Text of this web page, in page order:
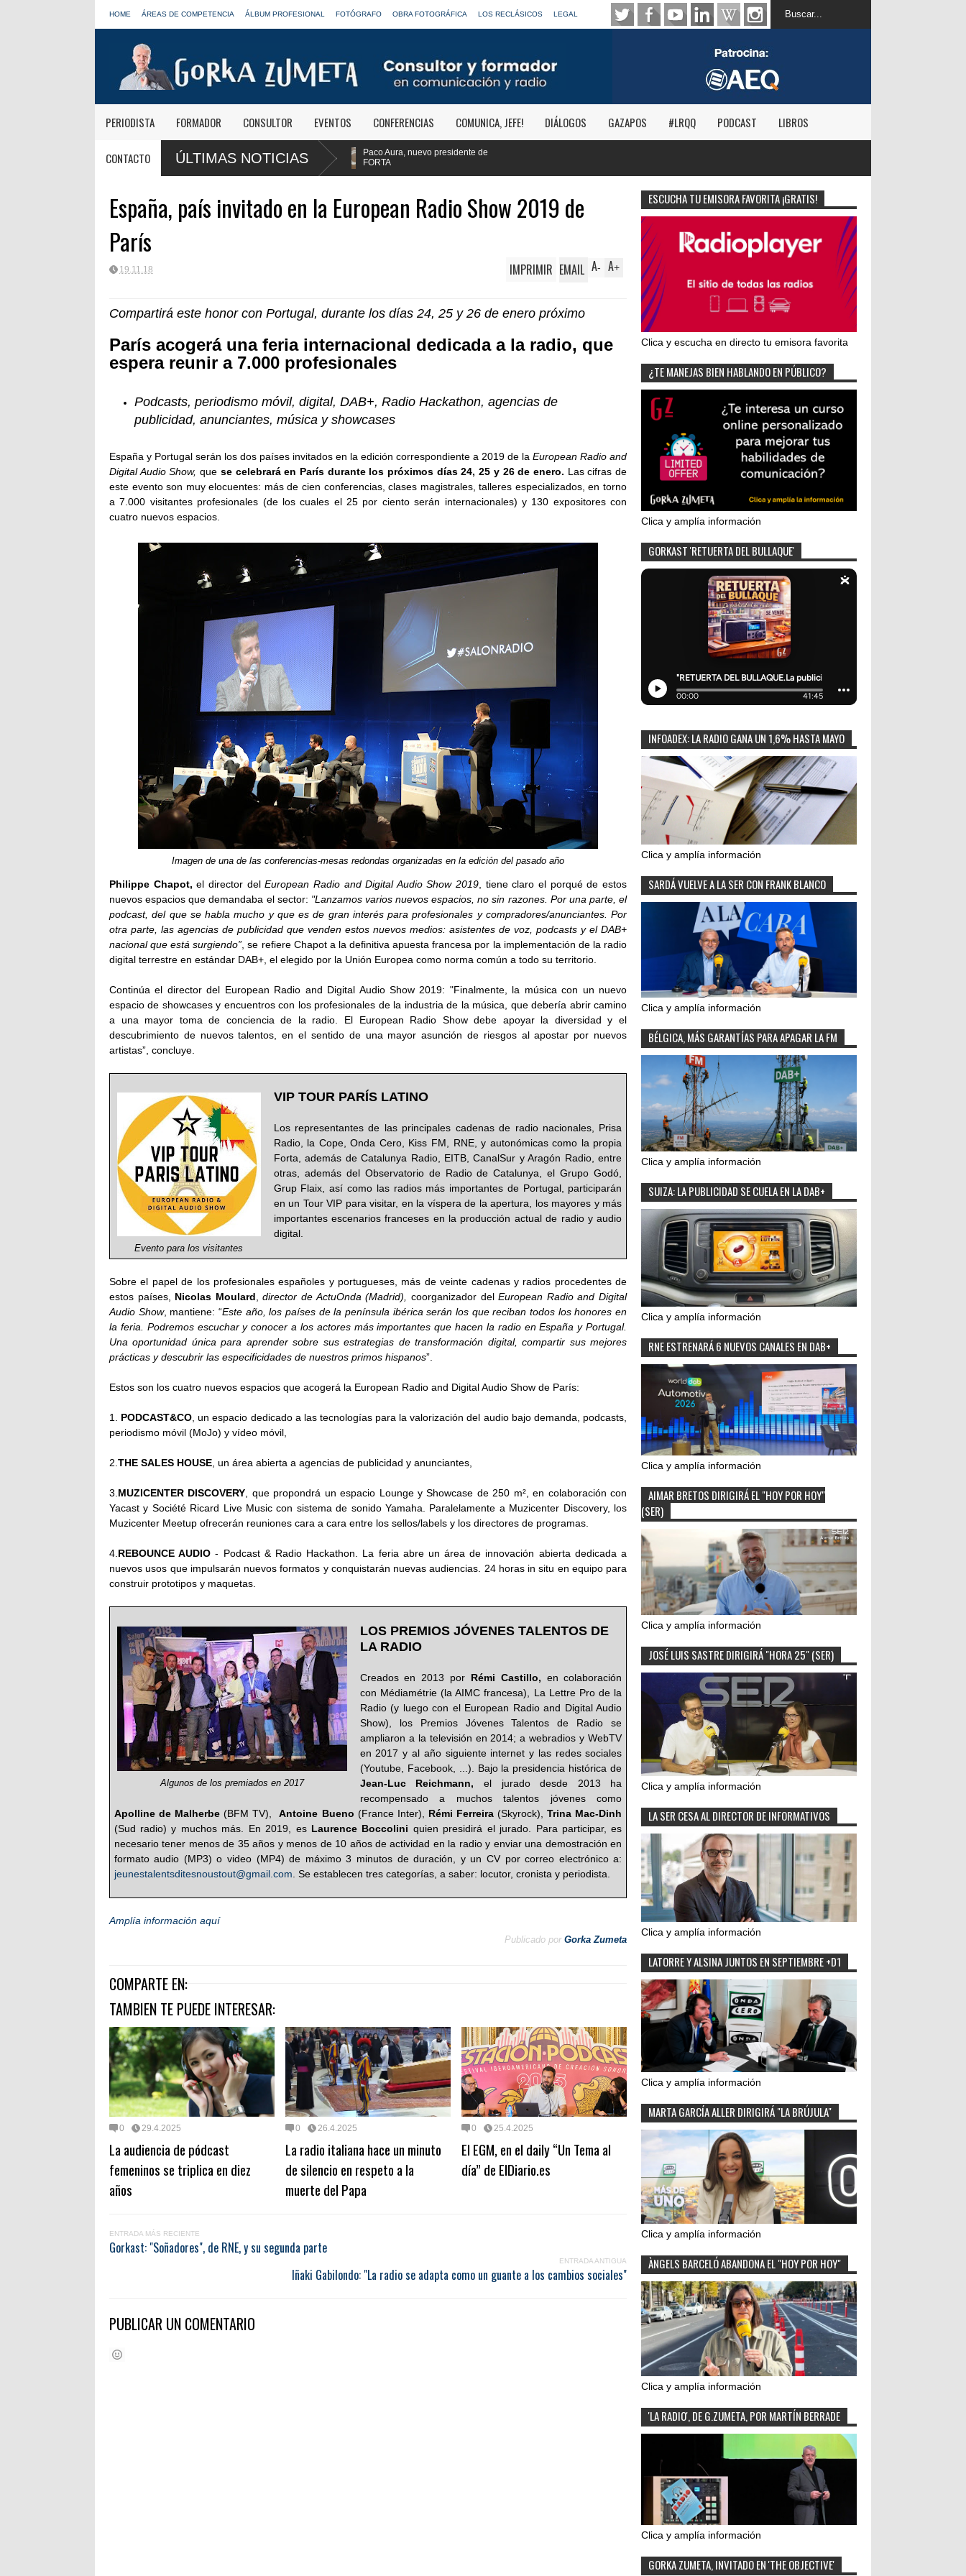
HOME ÁREAS DE COMPETENCIA ÁLBUM PROFESIONAL FOTÓGRAFO OBRA FOTOGRÁFICA LOS RECLÁSICOS LEGAL
PERIODISTA FORMADOR CONSULTOR EVENTOS CONFERENCIAS COMUNICA, JEFE! DIÁLOGOS GAZAPOS #LRQQ PODCAST LIBROS
CONTACTO ÚLTIMAS NOTICIAS
RNE y blinda el futuro de Radio 3 y Radio
Paco Aura, nuevo presidente de
FORTA
España, país invitado en la European Radio Show 2019 de
París
19.11.18 A+
A-
IMPRIMIR EMAIL
Compartirá este honor con Portugal, durante los días 24, 25 y 26 de enero próximo
París acogerá una feria internacional dedicada a la radio, que
espera reunir a 7.000 profesionales
Podcasts, periodismo móvil, digital, DAB+, Radio Hackathon, agencias de
publicidad, anunciantes, música y showcases
España y Portugal serán los dos países invitados en la edición correspondiente a 2019 de la European Radio and
Digital Audio Show, que se celebrará en París durante los próximos días 24, 25 y 26 de enero. Las cifras de
este evento son muy elocuentes: más de cien conferencias, clases magistrales, talleres especializados, en torno
a 7.000 visitantes profesionales (de los cuales el 25 por ciento serán internacionales) y 130 expositores con
cuatro nuevos espacios.
Imagen de una de las conferencias-mesas redondas organizadas en la edición del pasado año
Philippe Chapot, el director delEuropean Radio and Digital Audio Show 2019 , tiene claro el porqué de estos
nuevos espacios que demandaba el sector: "Lanzamos varios nuevos espacios, no sin razones. Por una parte, el
podcast, del que se habla mucho y que es de gran interés para profesionales y compradores/anunciantes. Por
otra parte, las agencias de publicidad que venden estos nuevos medios: asistentes de voz, podcasts y el DAB+
nacional que está surgiendo” , se refiere Chapot a la definitiva apuesta francesa por la implementación de la radio
digital terrestre en estándar DAB+, el elegido por la Unión Europea como norma común a todo su territorio.
Continúa el director del European Radio and Digital Audio Show 2019: "Finalmente, la música con un nuevo
espacio de showcases y encuentros con los profesionales de la industria de la música, que debería abrir camino
a una mayor toma de conciencia de la radio. El European Radio Show debe apoyar la diversidad y el
descubrimiento de nuevos talentos, en el sentido de una mayor asunción de riesgos al apostar por nuevos
artistas”, concluye.
Evento para los visitantes
VIP TOUR PARÍS LATINO
Los representantes de las principales cadenas de radio nacionales, Prisa
Radio, la Cope, Onda Cero, Kiss FM, RNE, y autonómicas como la propia
Forta, además de Catalunya Radio, EITB, CanalSur y Aragón Radio, entre
otras, además del Observatorio de Radio de Catalunya, el Grupo Godó,
Grup Flaix, así como las radios más importantes de Portugal, participarán
en un Tour VIP para visitar, en la víspera de la apertura, los mayores y más
importantes escenarios franceses en la producción actual de radio y audio
digital.
Sobre el papel de los profesionales españoles y portugueses, más de veinte cadenas y radios procedentes de
estos países, Nicolas Moulard ,director de ActuOnda (Madrid), coorganizador delEuropean Radio and Digital
Audio Show, mantiene: “Este año, los países de la península ibérica serán los que reciban todos los honores en
la feria. Podremos escuchar y conocer a los actores más importantes que hacen la radio en España y Portugal.
Una oportunidad única para aprender sobre sus estrategias de transformación digital, compartir sus mejores
prácticas y descubrir las especificidades de nuestros primos hispanos”.
Estos son los cuatro nuevos espacios que acogerá la European Radio and Digital Audio Show de París:
1. PODCAST&CO , un espacio dedicado a las tecnologías para la valorización del audio bajo demanda, podcasts,
periodismo móvil (MoJo) y vídeo móvil,
2. THE SALES HOUSE , un área abierta a agencias de publicidad y anunciantes,
3. MUZICENTER DISCOVERY , que propondrá un espacio Lounge y Showcase de 250 m², en colaboración con
Yacast y Société Ricard Live Music con sistema de sonido Yamaha. Paralelamente a Muzicenter Discovery, los
Muzicenter Meetup ofrecerán reuniones cara a cara entre los sellos/labels y los directores de programas.
4. REBOUNCE AUDIO - Podcast & Radio Hackathon. La feria abre un área de innovación abierta dedicada a
nuevos usos que impulsarán nuevos formatos y conquistarán nuevas audiencias. 24 horas in situ en equipo para
construir prototipos y maquetas.
Algunos de los premiados en 2017
LOS PREMIOS JÓVENES TALENTOS DE
LA RADIO
Creados en 2013 por Rémi Castillo, en colaboración
con Médiamétrie (la AIMC francesa), La Lettre Pro de la
Radio (y luego con el European Radio and Digital Audio
Show), los Premios Jóvenes Talentos de Radio se
ampliaron a la televisión en 2014; a webradios y WebTV
en 2017 y al año siguiente internet y las redes sociales
(Youtube, Facebook, ...). Bajo la presidencia histórica de
Jean-Luc Reichmann, el jurado desde 2013 ha
recompensado a muchos talentos jóvenes como
Apolline de Malherbe(BFM TV),Antoine Bueno (France Inter), Rémi Ferreira (Skyrock),Trina Mac-Dinh
(Sud radio) y muchos más. En 2019, es Laurence Boccolini quien presidirá el jurado. Para participar, es
necesario tener menos de 35 años y menos de 10 años de actividad en la radio y enviar una demostración en
formato audio (MP3) o video (MP4) de máximo 3 minutos de duración, y un CV por correo electrónico a:
jeunestalentsditesnoustout@gmail.com . Se establecen tres categorías, a saber: locutor, cronista y periodista.
Amplía información aquí
Publicado por Gorka Zumeta
COMPARTE EN:
TAMBIEN TE PUEDE INTERESAR:
0 29.4.2025
La audiencia de pódcast
femeninos se triplica en diez
años
0 26.4.2025
La radio italiana hace un minuto
de silencio en respeto a la
muerte del Papa
0 25.4.2025
El EGM, en el daily “Un Tema al
día” de ElDiario.es
ENTRADA MÁS RECIENTE
Gorkast: "Soñadores", de RNE, y su segunda parte
ENTRADA ANTIGUA
Iñaki Gabilondo: "La radio se adapta como un guante a los cambios sociales"
PUBLICAR UN COMENTARIO
ESCUCHA TU EMISORA FAVORITA ¡GRATIS!
Clica y escucha en directo tu emisora favorita
¿TE MANEJAS BIEN HABLANDO EN PÚBLICO?
Clica y amplía información
GORKAST 'RETUERTA DEL BULLAQUE'
INFOADEX: LA RADIO GANA UN 1,6% HASTA MAYO
Clica y amplía información
SARDÁ VUELVE A LA SER CON FRANK BLANCO
Clica y amplía información
BÉLGICA, MÁS GARANTÍAS PARA APAGAR LA FM
Clica y amplía información
SUIZA: LA PUBLICIDAD SE CUELA EN LA DAB+
Clica y amplía información
RNE ESTRENARÁ 6 NUEVOS CANALES EN DAB+
Clica y amplía información
AIMAR BRETOS DIRIGIRÁ EL "HOY POR HOY"
(SER)
Clica y amplía información
JOSÉ LUIS SASTRE DIRIGIRÁ "HORA 25" (SER)
Clica y amplía información
LA SER CESA AL DIRECTOR DE INFORMATIVOS
Clica y amplía información
LATORRE Y ALSINA JUNTOS EN SEPTIEMBRE +D1
Clica y amplía información
MARTA GARCÍA ALLER DIRIGIRÁ "LA BRÚJULA"
Clica y amplía información
ÀNGELS BARCELÓ ABANDONA EL "HOY POR HOY"
Clica y amplía información
'LA RADIO', DE G.ZUMETA, POR MARTÍN BERRADE
Clica y amplía información
GORKA ZUMETA, INVITADO EN 'THE OBJECTIVE'